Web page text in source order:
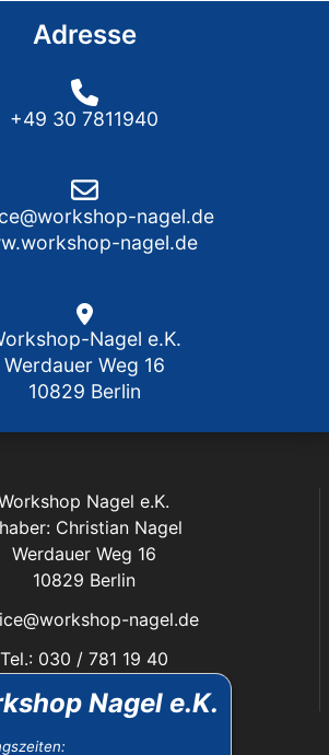
Nagel e.K.
Adresse
+49 30 7811940
nagel.de
nagel.de
Nagel e.K.
Werdauer Weg 16
10829 Berlin
Nagel e.K.
Christian Nagel
Werdauer Weg 16
10829 Berlin
nagel.de
Tel.: 030 / 781 19 40
Das Unternehmen: